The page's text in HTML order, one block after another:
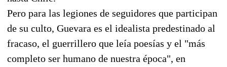
Pero para las legiones de seguidores que participan
de su culto, Guevara es el idealista predestinado al
fracaso, el guerrillero que leía poesías y el "más
completo ser humano de nuestra época", en